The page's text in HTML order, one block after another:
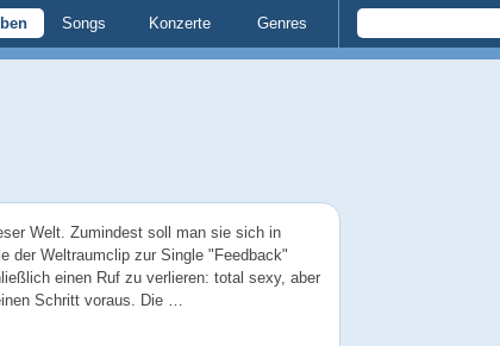
Songs Konzerte Genres
Welt. Zumindest soll man sie sich in
der Weltraumclip zur Single "Feedback"
einen Ruf zu verlieren: total sexy, aber
Schritt voraus. Die …